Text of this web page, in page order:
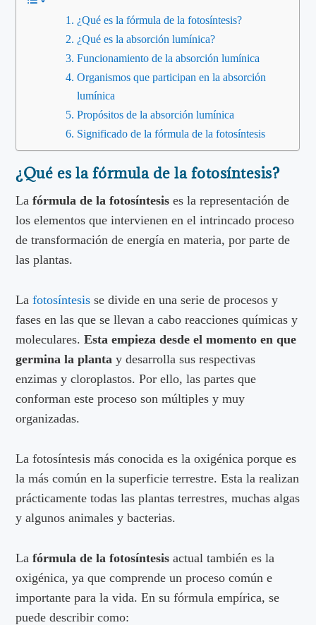
¿Qué es la fórmula de la fotosíntesis?
¿Qué es la absorción lumínica?
Funcionamiento de la absorción lumínica
Organismos que participan en la absorción
lumínica
Propósitos de la absorción lumínica
Significado de la fórmula de la fotosíntesis
¿Qué es la fórmula de la fotosíntesis?
Lafórmula de la fotosíntesis es la representación de
los elementos que intervienen en el intrincado proceso
de transformación de energía en materia, por parte de
las plantas.
Lafotosíntesis se divide en una serie de procesos y
fases en las que se llevan a cabo reacciones químicas y
moleculares.Esta empieza desde el momento en que
germina la planta y desarrolla sus respectivas
enzimas y cloroplastos. Por ello, las partes que
conforman este proceso son múltiples y muy
organizadas.
La fotosíntesis más conocida es la oxigénica porque es
la más común en la superficie terrestre. Esta la realizan
prácticamente todas las plantas terrestres, muchas algas
y algunos animales y bacterias.
Lafórmula de la fotosíntesis actual también es la
oxigénica, ya que comprende un proceso común e
importante para la vida. En su fórmula empírica, se
puede describir como: